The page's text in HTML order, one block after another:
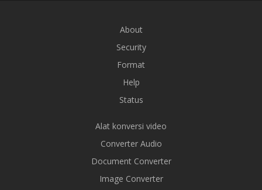
About
Security
Format
Help
Status
Alat konversi video
Converter Audio
Document Converter
Image Converter